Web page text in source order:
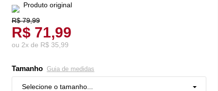
Produto original
R$ 79,99
R$ 71,99
ou 2x de R$ 35,99
Tamanho Guia de medidas
Selecione o tamanho...